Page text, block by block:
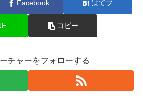
Facebook はてブ
コピー
チャーをフォローする